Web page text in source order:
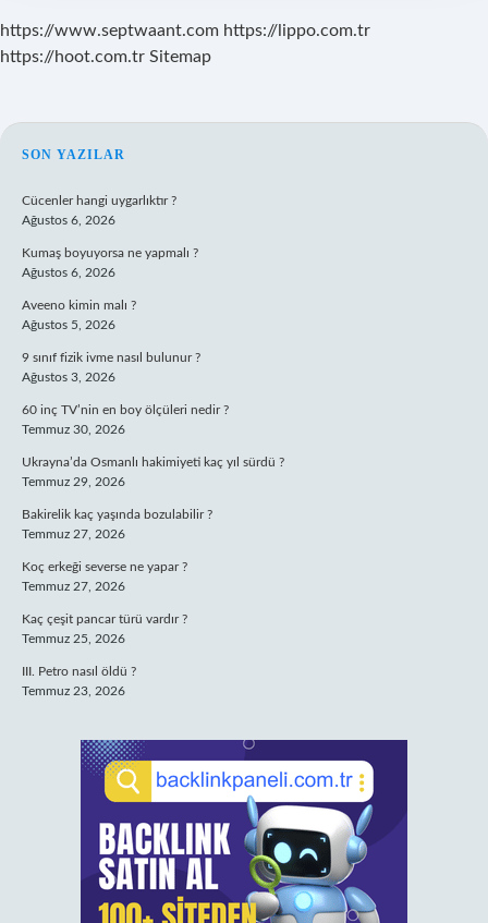
https://www.septwaant.com https://lippo.com.tr
https://hoot.com.tr Sitemap
SIDEBAR
SON YAZILAR
Cücenler hangi uygarlıktır ?
Ağustos 6, 2026
Kumaş boyuyorsa ne yapmalı ?
Ağustos 6, 2026
Aveeno kimin malı ?
Ağustos 5, 2026
9 sınıf fizik ivme nasıl bulunur ?
Ağustos 3, 2026
60 inç TV’nin en boy ölçüleri nedir ?
Temmuz 30, 2026
Ukrayna’da Osmanlı hakimiyeti kaç yıl sürdü ?
Temmuz 29, 2026
Bakirelik kaç yaşında bozulabilir ?
Temmuz 27, 2026
Koç erkeği severse ne yapar ?
Temmuz 27, 2026
Kaç çeşit pancar türü vardır ?
Temmuz 25, 2026
III. Petro nasıl öldü ?
Temmuz 23, 2026